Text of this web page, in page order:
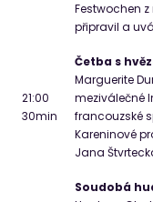
Festwochen
připravil a
21:00
30min
Četba s
Marguerite
meziválečné
francouzské
Kareninové
Jana
Soudobá